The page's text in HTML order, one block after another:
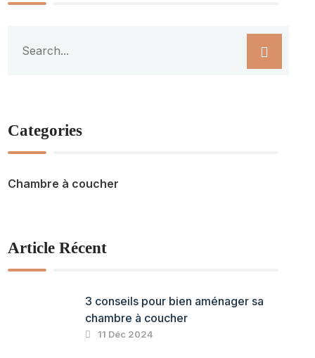
Categories
Chambre à coucher
Article Récent
3 conseils pour bien aménager sa
chambre à coucher
11 Déc 2024